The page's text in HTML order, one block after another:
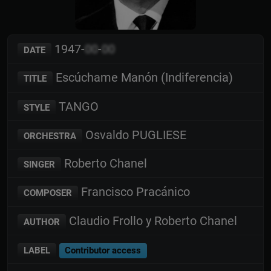
DATE 1947-00 -00
TITLE Escúchame Manón (Indiferencia)
STYLE TANGO
ORCHESTRA Osvaldo PUGLIESE
SINGER Roberto Chanel
COMPOSER Francisco Pracánico
AUTHOR Claudio Frollo y Roberto Chanel
LABEL Contributor access